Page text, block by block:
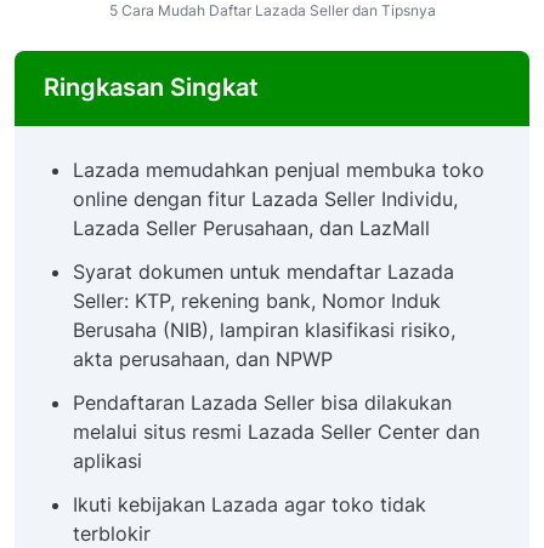
5 Cara Mudah Daftar Lazada Seller dan Tipsnya
Ringkasan Singkat
Lazada memudahkan penjual membuka toko
online dengan fitur Lazada Seller Individu,
Lazada Seller Perusahaan, dan LazMall
Syarat dokumen untuk mendaftar Lazada
Seller: KTP, rekening bank, Nomor Induk
Berusaha (NIB), lampiran klasifikasi risiko,
akta perusahaan, dan NPWP
Pendaftaran Lazada Seller bisa dilakukan
melalui situs resmi Lazada Seller Center dan
aplikasi
Ikuti kebijakan Lazada agar toko tidak
terblokir